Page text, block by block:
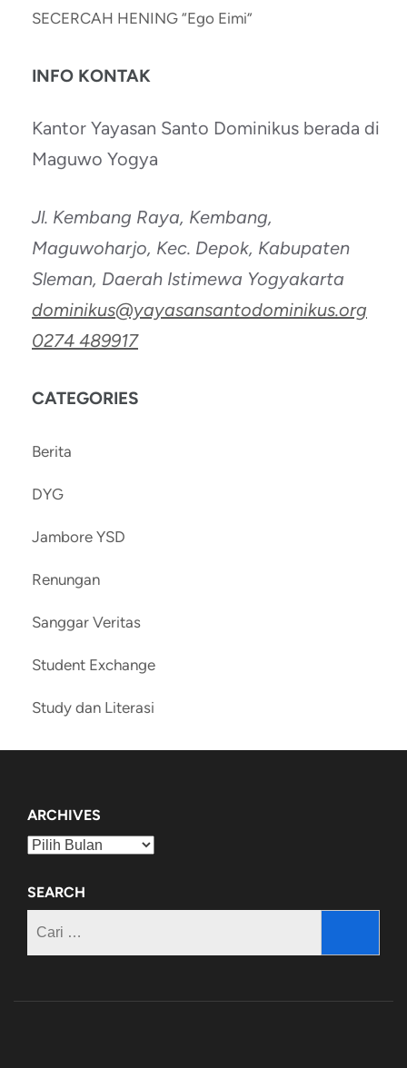
SECERCAH HENING “Ego Eimi”
INFO KONTAK
Kantor Yayasan Santo Dominikus berada di
Maguwo Yogya
Jl. Kembang Raya, Kembang,
Maguwoharjo, Kec. Depok, Kabupaten
Sleman, Daerah Istimewa Yogyakarta
dominikus@yayasansantodominikus.org
0274 489917
CATEGORIES
Berita
DYG
Jambore YSD
Renungan
Sanggar Veritas
Student Exchange
Study dan Literasi
ARCHIVES
Archives
SEARCH